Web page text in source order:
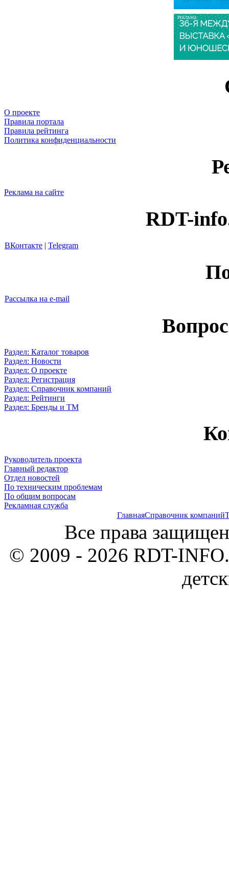
РЕКЛАМА
О проекте
Правила портала
Правила рейтинга
Политика конфиденциальности
Реклама на сайте
RDT-
ВКонтакте | Telegram
Рассылка на e-mail
Раздел: Каталог товаров
Раздел: Новости
Раздел: О проекте
Раздел: Регистрация
Раздел: Справочник компаний
Раздел: Рейтинги
Раздел: Бренды и ТМ
Руководитель проекта
Главный редактор
Отдел новостей
По техническим проблемам
По общим вопросам
Рекламная служба
ГлавнаяСправочник компаний
Все права
© 2009 - 2026 RDT-